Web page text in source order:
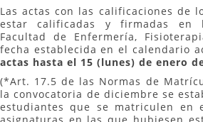
Las actas con las calificaciones de
estar calificadas y firmadas en
Facultad de Enfermería,
fecha establecida en el calendario
actas hasta el 15 (lunes) de enero
(*Art. 17.5 de las Normas de
la convocatoria de diciembre se
estudiantes que se matriculen en